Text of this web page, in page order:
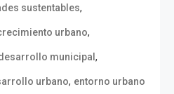
sustentables,
urbano,
municipal,
urbano, entorno urbano